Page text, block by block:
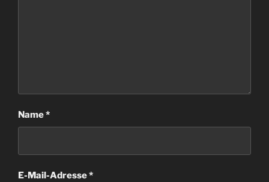
Name*
E-Mail-Adresse*